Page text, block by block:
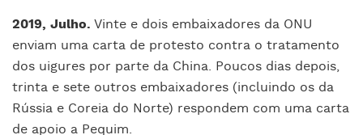
2019, Julho. Vinte e dois embaixadores da ONU
enviam uma carta de protesto contra o tratamento
dos uigures por parte da China. Poucos dias depois,
trinta e sete outros embaixadores (incluindo os da
Rússia e Coreia do Norte) respondem com uma carta
de apoio a Pequim.